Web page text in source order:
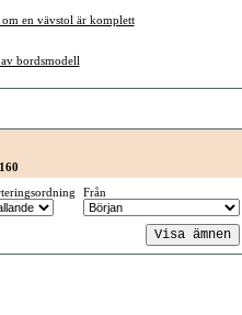
en vävstol är komplett
bordsmodell
Från